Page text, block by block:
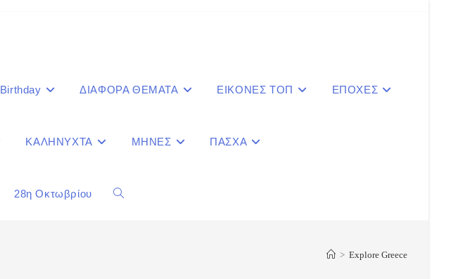
ΔΙΑΦΟΡΑ ΘΕΜΑΤΑ ΕΙΚΟΝΕΣ ΤΟΠ ΕΠΟΧΕΣ
ΚΑΛΗΝΥΧΤΑ ΜΗΝΕΣ ΠΑΣΧΑ
28η Οκτωβρίου Toggle
> Explore Greece